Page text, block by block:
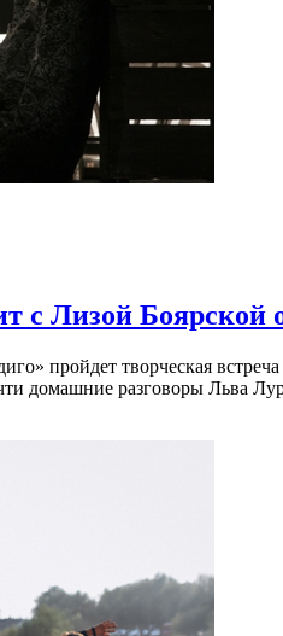
с Лизой Боярской
пройдет творческая
домашние разговоры Льва